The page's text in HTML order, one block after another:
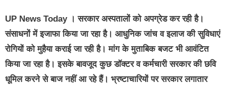
UP News Today। सरकार अस्पतालों को अपग्रेड कर रही है।
संसाधनों में इजाफा किया जा रहा है। आधुनिक जांच व इलाज की सुविधाएं
रोगियों को मुहैया कराई जा रही है। मांग के मुताबिक बजट भी आवंटित
किया जा रहा है। इसके बावजूद कुछ डॉक्टर व कर्मचारी सरकार की छवि
धूमिल करने से बाज नहीं आ रहे हैं। भ्रष्टाचारियों पर सरकार लगातार